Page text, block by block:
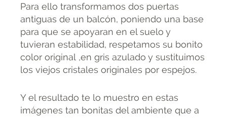
Para ello transformamos dos puertas
antiguas de un balcón, poniendo una base
para que se apoyaran en el suelo y
tuvieran estabilidad, respetamos su bonito
color original ,en gris azulado y sustituimos
los viejos cristales originales por espejos.
Y el resultado te lo muestro en estas
imágenes tan bonitas del ambiente que a